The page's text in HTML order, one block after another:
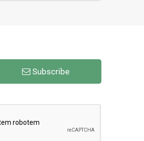
Subscribe